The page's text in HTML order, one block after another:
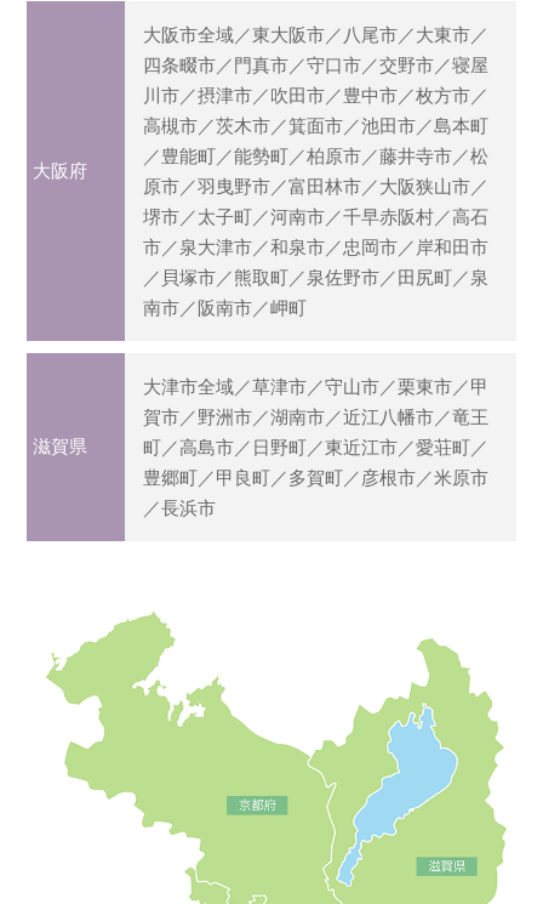
大阪府
大阪市全域／東大阪市／八尾市／大東市／
四条畷市／門真市／守口市／交野市／寝屋
川市／摂津市／吹田市／豊中市／枚方市／
高槻市／茨木市／箕面市／池田市／島本町
／豊能町／能勢町／柏原市／藤井寺市／松
原市／羽曳野市／富田林市／大阪狭山市／
堺市／太子町／河南市／千早赤阪村／高石
市／泉大津市／和泉市／忠岡市／岸和田市
／貝塚市／熊取町／泉佐野市／田尻町／泉
南市／阪南市／岬町
滋賀県
大津市全域／草津市／守山市／栗東市／甲
賀市／野洲市／湖南市／近江八幡市／竜王
町／高島市／日野町／東近江市／愛荘町／
豊郷町／甲良町／多賀町／彦根市／米原市
／長浜市